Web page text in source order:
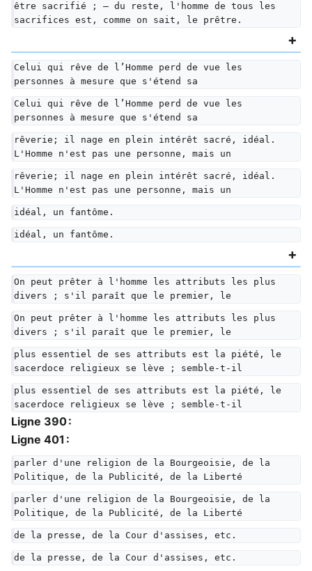
être sacrifié ; — du reste, l'homme de tous les
sacrifices est, comme on sait, le prêtre.
Celui qui rêve de l’Homme perd de vue les
personnes à mesure que s'étend sa
Celui qui rêve de l’Homme perd de vue les
personnes à mesure que s'étend sa
rêverie; il nage en plein intérêt sacré, idéal.
L'Homme n'est pas une personne, mais un
rêverie; il nage en plein intérêt sacré, idéal.
L'Homme n'est pas une personne, mais un
idéal, un fantôme.
idéal, un fantôme.
On peut prêter à l'homme les attributs les plus
divers ; s'il paraît que le premier, le
On peut prêter à l'homme les attributs les plus
divers ; s'il paraît que le premier, le
plus essentiel de ses attributs est la piété, le
sacerdoce religieux se lève ; semble-t-il
plus essentiel de ses attributs est la piété, le
sacerdoce religieux se lève ; semble-t-il
Ligne 390 :
Ligne 401 :
parler d'une religion de la Bourgeoisie, de la
Politique, de la Publicité, de la Liberté
parler d'une religion de la Bourgeoisie, de la
Politique, de la Publicité, de la Liberté
de la presse, de la Cour d'assises, etc.
de la presse, de la Cour d'assises, etc.